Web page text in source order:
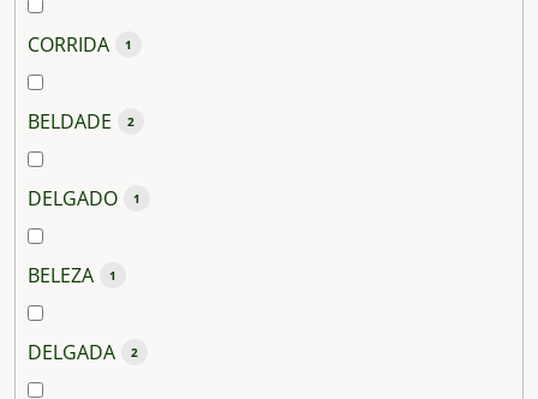
CORRIDA 1
BELDADE 2
DELGADO 1
BELEZA 1
DELGADA 2